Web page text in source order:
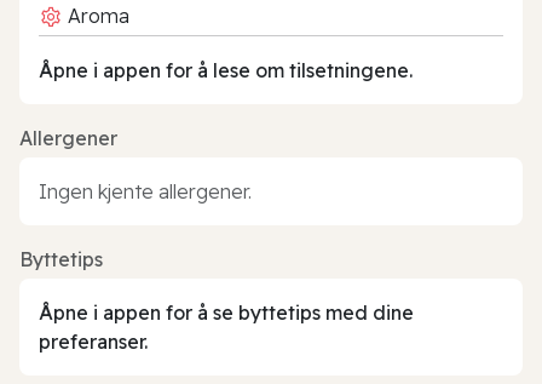
Aroma
Åpne i appen for å lese om tilsetningene.
Allergener
Ingen kjente allergener.
Byttetips
Åpne i appen for å se byttetips med dine
preferanser.